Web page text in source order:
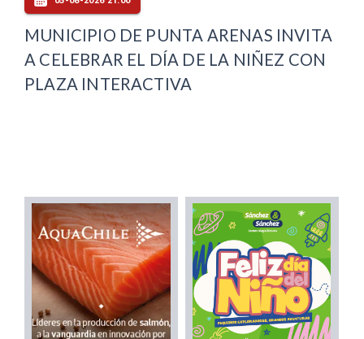
MUNICIPIO DE PUNTA ARENAS INVITA
A CELEBRAR EL DÍA DE LA NIÑEZ CON
PLAZA INTERACTIVA